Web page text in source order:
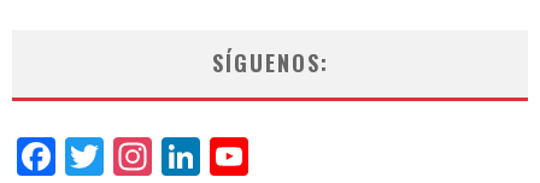
SÍGUENOS:
Facebook
Twitter
Instagram
LinkedIn